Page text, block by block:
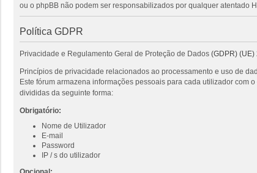
ou o phpBB não podem ser responsabilizados por qualquer atentado
Política GDPR
Privacidade e Regulamento Geral de Proteção de Dados (GDPR) (UE)
Princípios de privacidade relacionados ao processamento e uso de
Este fórum armazena informações pessoais para cada utilizador com
divididas da seguinte forma:
Obrigatório:
Nome de Utilizador
E-mail
Password
IP / s do utilizador